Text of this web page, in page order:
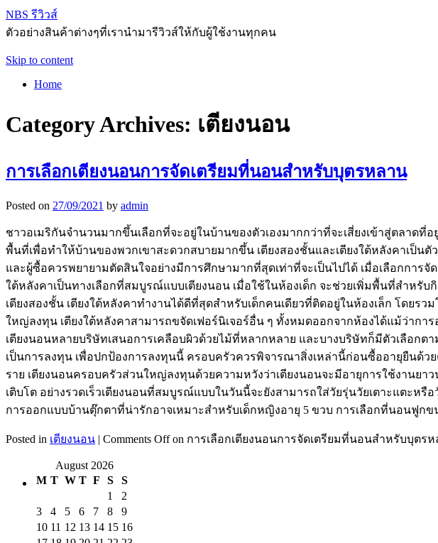
NBS รีวิวส์
ตัวอย่างสินค้าต่างๆที่เรานำมารีวิวส์ให้กับผู้ใช้งานทุกคน
Skip to content
Home
Category Archives: เตียงนอน
การเลือกเตียงนอนการจัดเตรียมที่นอนสำหรับบุตรหลาน
Posted on 27/09/2021 by admin
ชาวอเมริกันจำนวนมากขึ้นเลือกที่จะอยู่ในบ้านของตัวเองมากกว่าที่จะเสี่ยงเข้าสู่ตลา
พื้นที่เพื่อทำให้บ้านของพวกเขาสะดวกสบายมากขึ้น เตียงสองชั้นและเตียงใต้หลังคาเป็น
และผู้ซื้อควรพยายามตัดสินใจอย่างมีการศึกษามากที่สุดเท่าที่จะเป็นไปได้ เมื่อเลือกกา
ใต้หลังคาเป็นทางเลือกที่สมบูรณ์แบบเตียงนอน เมื่อใช้ในห้องเด็ก จะช่วยเพิ่มพื้นที่สำห
เตียงสองชั้น เตียงใต้หลังคาทำงานได้ดีที่สุดสำหรับเด็กคนเดียวที่ติดอยู่ในห้องเล็ก โดยร
ใหญ่ลงทุน เตียงใต้หลังคาสามารถขจัดเฟอร์นิเจอร์อื่น ๆ ทั้งหมดออกจากห้องได้แม้ว่าก
เตียงนอนหลายบริษัทเสนอการเคลือบผิวด้วยไม้ที่หลากหลาย และบางบริษัทก็มีตัวเลือกต
เป็นการลงทุน เพื่อปกป้องการลงทุนนี้ ครอบครัวควรพิจารณาสิ่งเหล่านี้ก่อนซื้ออายุยืนด้ว
ราย เตียงนอนครอบครัวส่วนใหญ่ลงทุนด้วยความหวังว่าเตียงนอนจะมีอายุการใช้งาน
เติบโต อย่างรวดเร็วเตียงนอนที่สมบูรณ์แบบในวันนี้จะยังสามารถใส่วัยรุ่นวัยเตาะแตะห
การออกแบบบ้านตุ๊กตาที่น่ารักอาจเหมาะสำหรับเด็กหญิงอายุ 5 ขวบ การเลือกที่นอนฟูก
Posted in เตียงนอน | Comments Offon การเลือกเตียงนอนการจัดเตรียมที่นอนสำหรับบุตร
August 2026
M T W T F S
S
1
2
3
4 5 6 7 8
9
10 11 12 13 14 15 16